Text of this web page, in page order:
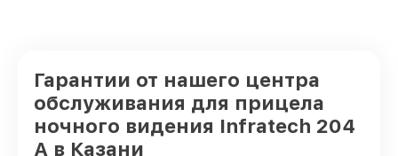
Гарантии от нашего центра
обслуживания для прицела
ночного видения Infratech 204
А в Казани